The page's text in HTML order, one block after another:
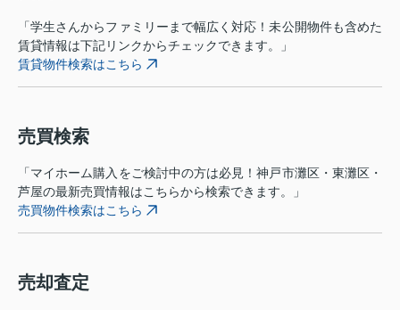
「学生さんからファミリーまで幅広く対応！未公開物件も含めた
賃貸情報は下記リンクからチェックできます。」
賃貸物件検索はこちら
売買検索
「マイホーム購入をご検討中の方は必見！神戸市灘区・東灘区・
芦屋の最新売買情報はこちらから検索できます。」
売買物件検索はこちら
売却査定